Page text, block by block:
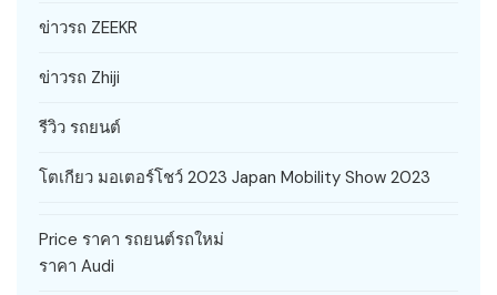
ข่าวรถ ZEEKR
ข่าวรถ Zhiji
รีวิว รถยนต์
โตเกียว มอเตอร์โชว์ 2023 Japan Mobility Show 2023
Price ราคา รถยนต์รถใหม่
ราคา Audi